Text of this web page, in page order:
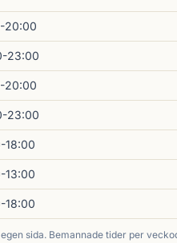
20:00
23:00
20:00
23:00
18:00
13:00
18:00
sida. Bemannade tider per